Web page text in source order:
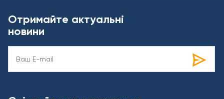
Отримайте актуальні
новини